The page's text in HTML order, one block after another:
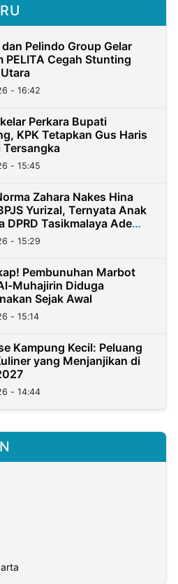
Pelindo Group Gelar
PELITA Cegah Stunting
- 16:42
Perkara Bupati
KPK Tetapkan Gus Haris
Tersangka
- 15:45
Zahara Nakes Hina
Yurizal, Ternyata Anak
DPRD Tasikmalaya Ade
- 15:29
Pembunuhan Marbot
Muhajirin Diduga
Sejak Awal
- 15:14
Kampung Kecil: Peluang
yang Menjanjikan di
- 14:44